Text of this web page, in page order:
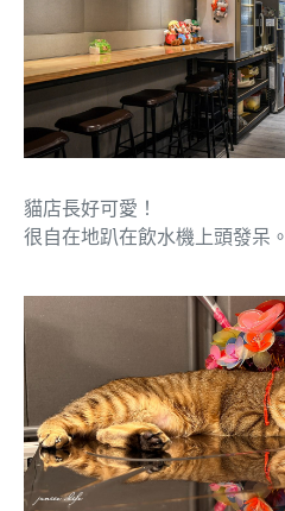
貓店長好可愛！
很自在地趴在飲水機上頭發呆。